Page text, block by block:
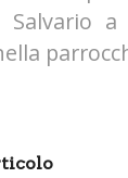
Salvario